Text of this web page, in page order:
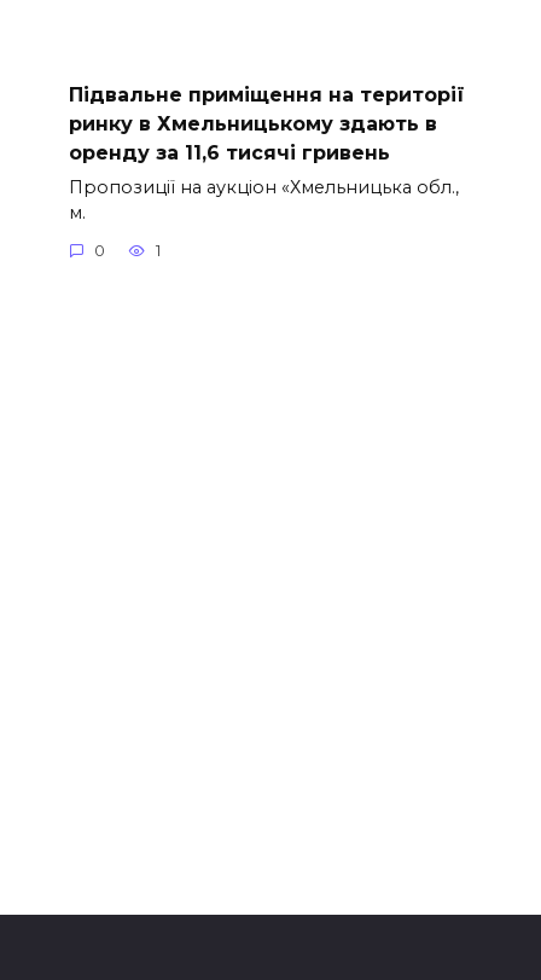
Підвальне приміщення на території
ринку в Хмельницькому здають в
оренду за 11,6 тисячі гривень
Пропозиції на аукціон «Хмельницька обл.,
м.
0 1